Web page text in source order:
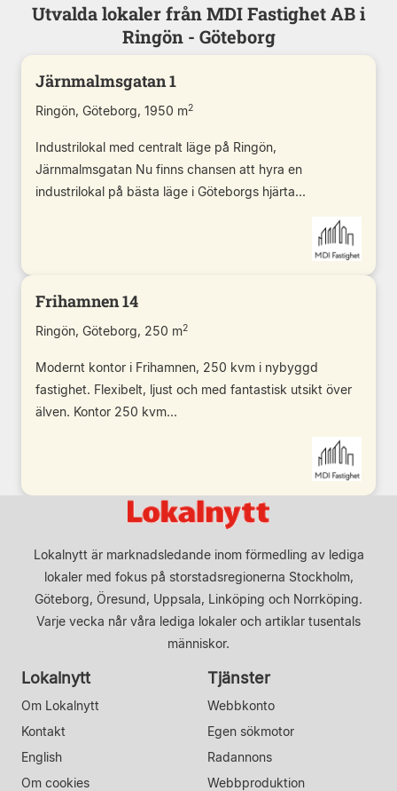
Utvalda lokaler från MDI Fastighet AB i
Ringön - Göteborg
Järnmalmsgatan 1
Ringön, Göteborg, 1950 m2
Industrilokal med centralt läge på Ringön,
Järnmalmsgatan Nu finns chansen att hyra en
industrilokal på bästa läge i Göteborgs hjärta...
Frihamnen 14
Ringön, Göteborg, 250 m2
Modernt kontor i Frihamnen, 250 kvm i nybyggd
fastighet. Flexibelt, ljust och med fantastisk utsikt över
älven. Kontor 250 kvm...
Lokalnytt är marknadsledande inom förmedling av lediga
lokaler med fokus på storstadsregionerna Stockholm,
Göteborg, Öresund, Uppsala, Linköping och Norrköping.
Varje vecka når våra lediga lokaler och artiklar tusentals
människor.
Lokalnytt
Om Lokalnytt
Kontakt
English
Om cookies
Tjänster
Webbkonto
Egen sökmotor
Radannons
Webbproduktion